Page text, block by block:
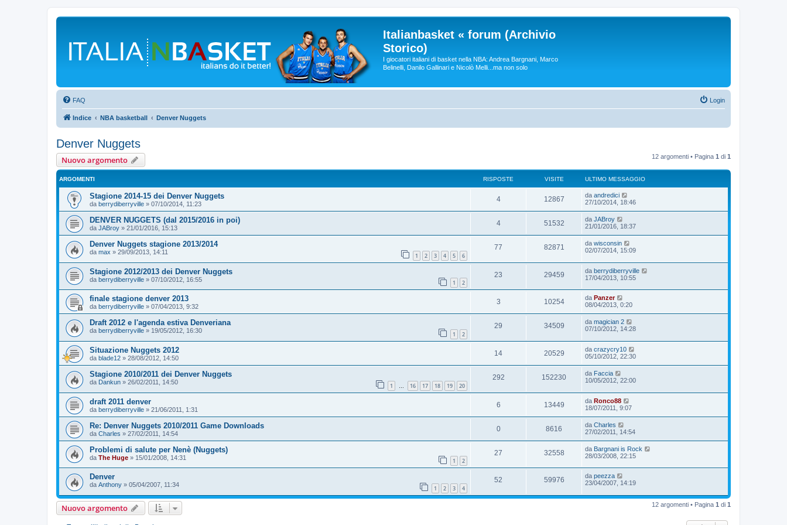
Italianbasket « forum (Archivio
Storico)
I giocatori italiani di basket nella NBA: Andrea Bargnani, Marco
Belinelli, Danilo Gallinari e Nicolò Melli...ma non solo
FAQ Login
Indice NBA basketball Denver Nuggets
Denver Nuggets
Nuovo argomento 12 argomenti • Pagina 1 di 1
ARGOMENTI RISPOSTE VISITE ULTIMO MESSAGGIO
Stagione 2014-15 dei Denver Nuggets
da berrydiberryville » 07/10/2014, 11:23
4 12867 da andredici
27/10/2014, 18:46
DENVER NUGGETS (dal 2015/2016 in poi)
da JABroy » 21/01/2016, 15:13
4 51532 da JABroy
21/01/2016, 18:37
Denver Nuggets stagione 2013/2014
da max » 29/09/2013, 14:11 1 2 3 4 5 6
77 82871 da wisconsin
02/07/2014, 15:09
Stagione 2012/2013 dei Denver Nuggets
da berrydiberryville » 07/10/2012, 16:55 1 2
23 29459 da berrydiberryville
17/04/2013, 10:55
finale stagione denver 2013
da berrydiberryville » 07/04/2013, 9:32
3 10254 da Panzer
08/04/2013, 0:20
Draft 2012 e l'agenda estiva Denveriana
da berrydiberryville » 19/05/2012, 16:30 1 2
29 34509 da magician 2
07/10/2012, 14:28
Situazione Nuggets 2012
da blade12 » 28/08/2012, 14:50
14 20529 da crazycry10
05/10/2012, 22:30
Stagione 2010/2011 dei Denver Nuggets
da Dankun » 26/02/2011, 14:50 1 … 16 17 18 19 20
292 152230 da Faccia
10/05/2012, 22:00
draft 2011 denver
da berrydiberryville » 21/06/2011, 1:31
6 13449 da Ronco88
18/07/2011, 9:07
Re: Denver Nuggets 2010/2011 Game Downloads
da Charles » 27/02/2011, 14:54
0 8616 da Charles
27/02/2011, 14:54
Problemi di salute per Nenè (Nuggets)
da The Huge » 15/01/2008, 14:31 1 2
27 32558 da Bargnani is Rock
28/03/2008, 22:15
Denver
da Anthony » 05/04/2007, 11:34 1 2 3 4
52 59976 da peezza
23/04/2007, 14:19
Nuovo argomento 12 argomenti • Pagina 1 di 1